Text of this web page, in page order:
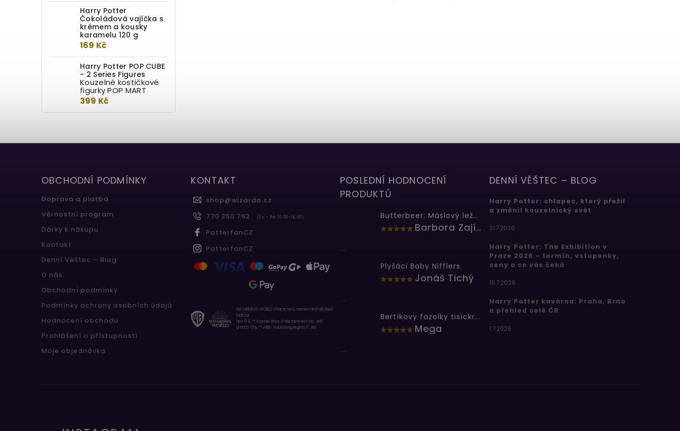
Harry Potter
Čokoládová vajíčka s
krémem a kousky
karamelu 120 g
169 Kč
Harry Potter POP CUBE
- 2 Series Figures
Kouzelné kostičkové
figurky POP MART
399 Kč
OBCHODNÍ PODMÍNKY
Doprava a platba
Věrnostní program
Dárky k nákupu
Kontakt
Denní Věštec – Blog
O nás
Obchodní podmínky
Podmínky ochrany osobních údajů
Hodnocení obchodu
Prohlášení o přístupnosti
Moje objednávka
KONTAKT
shop@wizardo.cz
770 350 762
(Po - Pá 10.00-16.00)
PotterfanCZ
PotterfanCZ
WIZARDING WORLD characters, names and related
indicia
are © & ™ Warner Bros. Entertainment Inc. WB
SHIELD: © & ™ WBEI. Publishing Rights © JKR.
POSLEDNÍ HODNOCENÍ
PRODUKTŮ
Butterbeer: Máslový ležák
Barbora Zajícová
...
Plyšáci Baby Nifflers
Jonáš Tichý
...
Bertíkovy fazolky tisíckrát jinak
Mega
...
DENNÍ VĚŠTEC – BLOG
Harry Potter: chlapec, který přežil
a změnil kouzelnický svět
31.7.2026
Harry Potter: The Exhibition v
Praze 2026 – termín, vstupenky,
ceny a co vás čeká
15.7.2026
Harry Potter kavárna: Praha, Brno
a přehled celé ČR
1.7.2026